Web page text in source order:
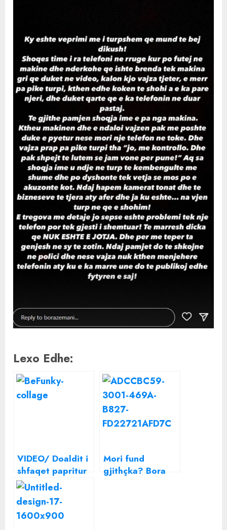
Lexo Edhe:
VIDEO/ Doaldit i
shfaqet papritur
“Bora Zemani”
në koncert
Zvicër, video që
po thyen rrjetin,
Mori fund
gjithçka? Bora